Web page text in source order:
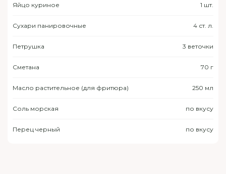
Яйцо куриное 1 шт.
Сухари панировочные 4 ст. л.
Петрушка 3 веточки
Сметана 70 г
Масло растительное (для фритюра) 250 мл
Соль морская по вкусу
Перец черный по вкусу